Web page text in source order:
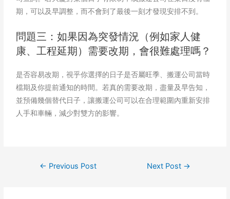
期，可以及早調整，而不會到了最後一刻才發現安排不到。
問題三：如果因為突發情況（例如家人健
康、工程延期）需要改期，會很難處理嗎？
是否容易改期，視乎你選擇的日子是否屬旺季、搬運公司當時
檔期及你提前通知的時間。若真的需要改期，盡量及早告知，
並預備幾個替代日子，讓搬運公司可以在合理範圍內重新安排
人手和車輛，減少對雙方的影響。
← Previous Post Next Post →